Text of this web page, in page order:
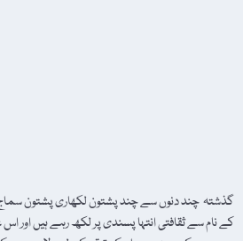
گذشتہ چند دنوں سے چند پشتون لکھاری پشتون
کے نام سے ثقافتی انتہا پسندی پر لکھ رہے ہیں اور